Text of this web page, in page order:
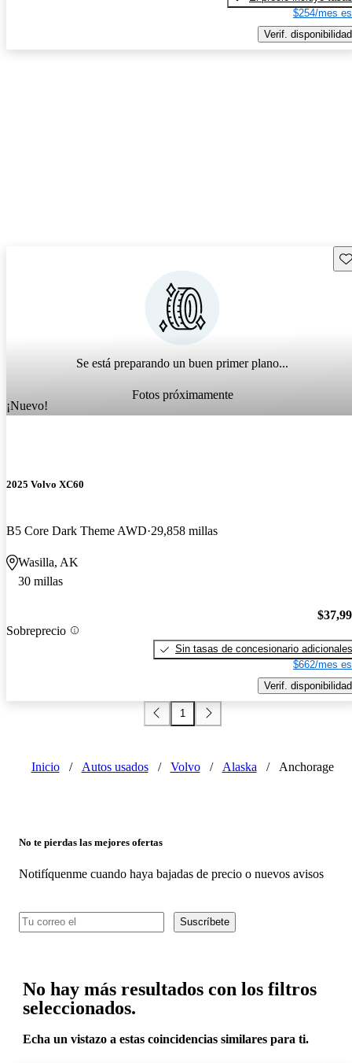
$254/mes
Verif. disponibilidad
Se está preparando un buen primer plano...
Fotos próximamente
¡Nuevo!
2025 Volvo XC60
B5 Core Dark Theme AWD 29,858 millas
Wasilla, AK
30 millas
Sobreprecio
Sin tasas de concesionario adicionales
$662/mes
Verif. disponibilidad
1
Inicio / Autos usados / Volvo / Alaska / Anchorage
No te pierdas las mejores ofertas
Notifíquenme cuando haya bajadas de precio o nuevos avisos
Suscríbete
No hay más resultados con los filtros
seleccionados.
Echa un vistazo a estas coincidencias similares para ti.